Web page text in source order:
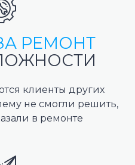
РЕМОНТ
клиенты других
не смогли решить,
в ремонте